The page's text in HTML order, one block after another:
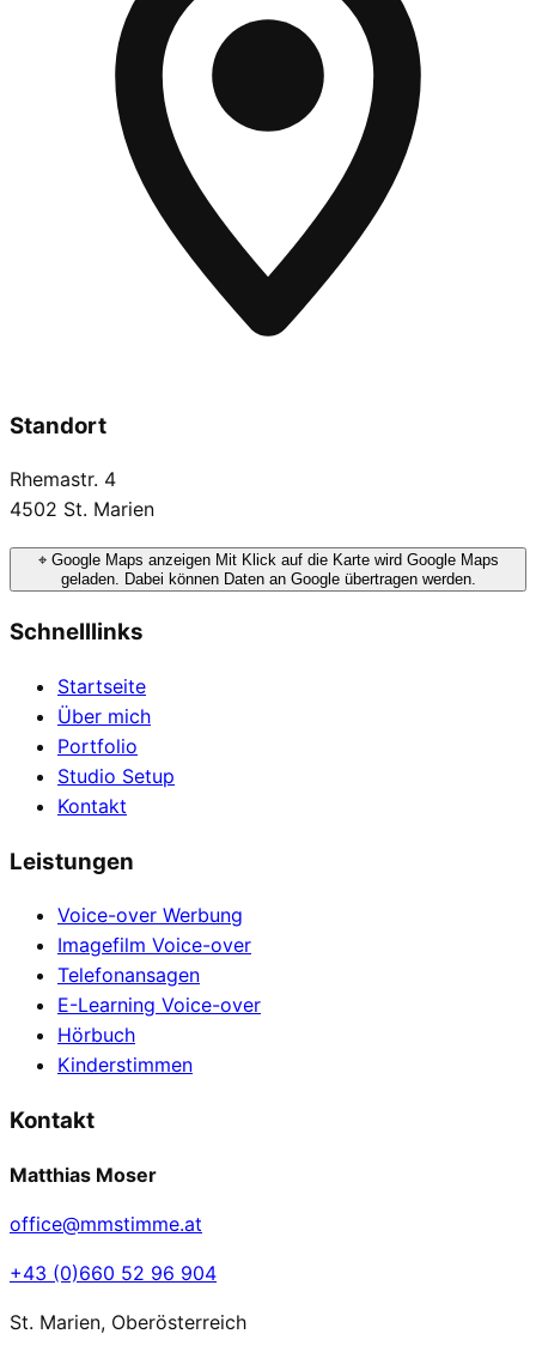
Standort
Rhemastr. 4
4502 St. Marien
⌖ Google Maps anzeigen Mit Klick auf die Karte wird Google Maps
geladen. Dabei können Daten an Google übertragen werden.
Schnelllinks
Startseite
Über mich
Portfolio
Studio Setup
Kontakt
Leistungen
Voice-over Werbung
Imagefilm Voice-over
Telefonansagen
E-Learning Voice-over
Hörbuch
Kinderstimmen
Kontakt
Matthias Moser
office@mmstimme.at
+43 (0)660 52 96 904
St. Marien, Oberösterreich